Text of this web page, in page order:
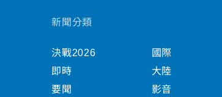
新聞分類
決戰2026
即時
要聞
國際
大陸
影音